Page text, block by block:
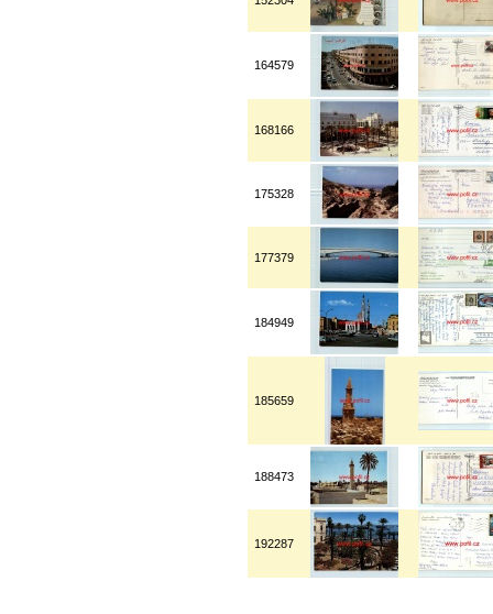
164579
168166
175328
177379
184949
185659
188473
192287